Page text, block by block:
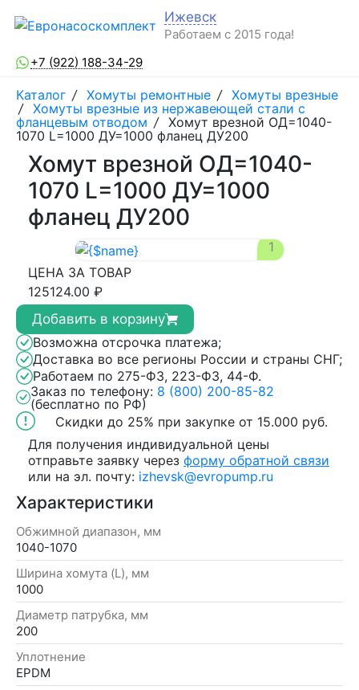
Ижевск
Работаем с 2015 года!
+7 (922) 188-34-29
Каталог / Хомуты ремонтные / Хомуты врезные
/ Хомуты врезные из нержавеющей стали с
фланцевым отводом / Хомут врезной ОД=1040-
1070 L=1000 ДУ=1000 фланец ДУ200
Хомут врезной ОД=1040-
1070 L=1000 ДУ=1000
фланец ДУ200
1
ЦЕНА ЗА ТОВАР
125124.00 ₽
Добавить в корзину
Возможна отсрочка платежа;
Доставка во все регионы России и страны СНГ;
Работаем по 275-ФЗ, 223-ФЗ, 44-Ф.
Заказ по телефону: 8 (800) 200-85-82
(бесплатно по РФ)
Скидки до 25% при закупке от 15.000 руб.
Для получения индивидуальной цены
отправьте заявку через форму обратной связи
или на эл. почту: izhevsk@evropump.ru
Характеристики
Обжимной диапазон, мм
1040-1070
Ширина хомута (L), мм
1000
Диаметр патрубка, мм
200
Уплотнение
EPDM